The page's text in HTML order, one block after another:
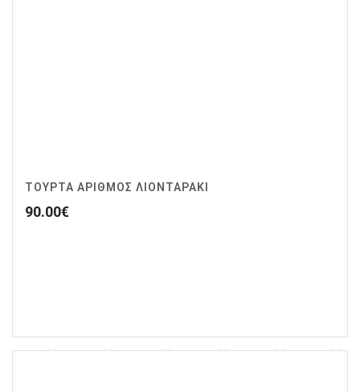
ΤΟΥΡΤΑ ΑΡΙΘΜΟΣ ΛΙΟΝΤΑΡΑΚΙ
90.00€